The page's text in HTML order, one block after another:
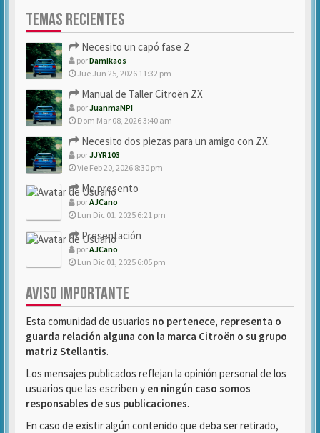
TEMAS RECIENTES
Necesito un capó fase 2
porDamikaos
Jue Jun 25, 2026 11:32 pm
Manual de Taller Citroën ZX
porJuanmaNPI
Dom Mar 08, 2026 3:40 am
Necesito dos piezas para un amigo con ZX.
porJJYR103
Vie Feb 20, 2026 8:30 pm
Me presento
porAJCano
Lun Dic 01, 2025 6:21 pm
Presentación
porAJCano
Lun Dic 01, 2025 6:05 pm
AVISO IMPORTANTE
Esta comunidad de usuarios no pertenece, representa o
guarda relación alguna con la marca Citroën o su grupo
matriz Stellantis.
Los mensajes publicados reflejan la opinión personal de los
usuarios que las escriben y en ningún caso somos
responsables de sus publicaciones.
En caso de existir algún contenido que deba ser retirado,